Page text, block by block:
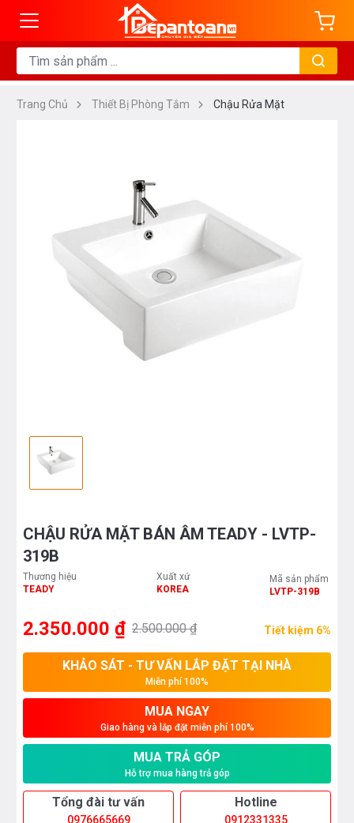
Trang Chủ Thiết Bị Phòng Tắm Chậu Rửa Mặt
CHẬU RỬA MẶT BÁN ÂM TEADY - LVTP-
319B
Thương hiệu
TEADY
Xuất xứ
KOREA
Mã sản phẩm
LVTP-319B
2.350.000 ₫ 2.500.000 ₫ Tiết kiệm 6%
KHẢO SÁT - TƯ VẤN LẮP ĐẶT TẠI NHÀ
Miễn phí 100%
MUA NGAY
Giao hàng và lắp đặt miễn phí 100%
MUA TRẢ GÓP
Hỗ trợ mua hàng trả góp
Tổng đài tư vấn
0976665669
Hotline
0912331335